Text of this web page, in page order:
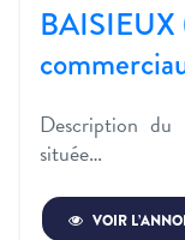
BAISIEUX
Description
située…
VOIR